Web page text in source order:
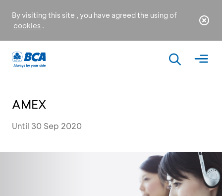
By visiting this site , you have agreed the using of
cookies .
AMEX
Until 30 Sep 2020